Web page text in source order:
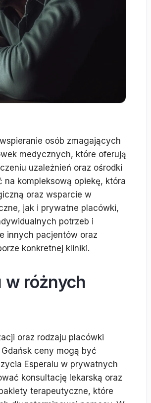
osób zmagających
medycznych, które oferują
uzależnień oraz ośrodki
kompleksową opiekę, która
oraz wsparcie w
jak i prywatne placówki,
potrzeb i
innych pacjentów oraz
konkretnej kliniki.
w różnych
oraz rodzaju placówki
ceny mogą być
Esperalu w prywatnych
konsultację lekarską oraz
terapeutyczne, które